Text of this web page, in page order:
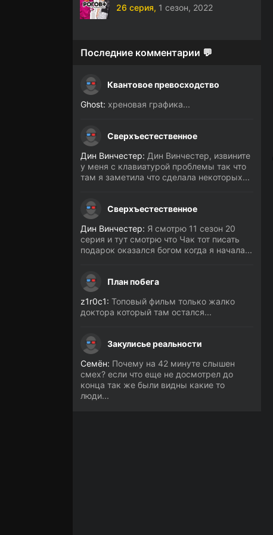
26 серия, 1 сезон, 2022
Последние комментарии 💬
Квантовое превосходство
Ghost: хреновая графика...
Сверхъестественное
Дин Винчестер: Дин Винчестер, извините
у меня с клавиатурой проблемы так что
там я заметила что сделала некоторых...
Сверхъестественное
Дин Винчестер: Я смотрю 11 сезон 20
серия и тут смотрю что Чак тот писать
подарок оказался богом когда я начала...
План побега
z1r0c1: Топовый фильм только жалко
доктора который там остался...
Закулисье реальности
Семён: Почему на 42 минуте слышен
смех? если что еще не досмотрел до
конца так же были видны какие то
люди...